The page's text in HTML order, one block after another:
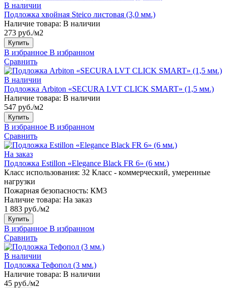
В наличии
Подложка хвойная Steico листовая (3,0 мм.)
Наличие товара: В наличии
273 руб./м2
Купить
В избранное В избранном
Сравнить
В наличии
Подложка Arbiton «SECURA LVT CLICK SMART» (1,5 мм.)
Наличие товара: В наличии
547 руб./м2
Купить
В избранное В избранном
Сравнить
На заказ
Подложка Estillon «Elegance Black FR 6» (6 мм.)
Класс использования: 32 Класс - коммерческий, умеренные
нагрузки
Пожарная безопасность: КМ3
Наличие товара: На заказ
1 883 руб./м2
Купить
В избранное В избранном
Сравнить
В наличии
Подложка Тефопол (3 мм.)
Наличие товара: В наличии
45 руб./м2